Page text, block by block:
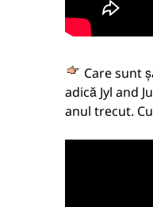
Care sunt
adică Jyl and
anul trecut.